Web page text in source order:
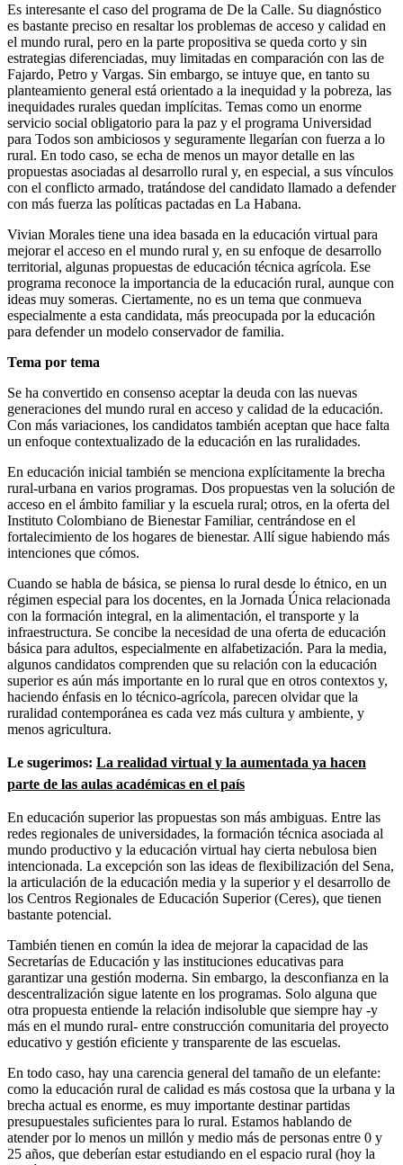
Es interesante el caso del programa de De la Calle. Su diagnóstico
es bastante preciso en resaltar los problemas de acceso y calidad en
el mundo rural, pero en la parte propositiva se queda corto y sin
estrategias diferenciadas, muy limitadas en comparación con las de
Fajardo, Petro y Vargas. Sin embargo, se intuye que, en tanto su
planteamiento general está orientado a la inequidad y la pobreza, las
inequidades rurales quedan implícitas. Temas como un enorme
servicio social obligatorio para la paz y el programa Universidad
para Todos son ambiciosos y seguramente llegarían con fuerza a lo
rural. En todo caso, se echa de menos un mayor detalle en las
propuestas asociadas al desarrollo rural y, en especial, a sus vínculos
con el conflicto armado, tratándose del candidato llamado a defender
con más fuerza las políticas pactadas en La Habana.
Vivian Morales tiene una idea basada en la educación virtual para
mejorar el acceso en el mundo rural y, en su enfoque de desarrollo
territorial, algunas propuestas de educación técnica agrícola. Ese
programa reconoce la importancia de la educación rural, aunque con
ideas muy someras. Ciertamente, no es un tema que conmueva
especialmente a esta candidata, más preocupada por la educación
para defender un modelo conservador de familia.
Tema por tema
Se ha convertido en consenso aceptar la deuda con las nuevas
generaciones del mundo rural en acceso y calidad de la educación.
Con más variaciones, los candidatos también aceptan que hace falta
un enfoque contextualizado de la educación en las ruralidades.
En educación inicial también se menciona explícitamente la brecha
rural-urbana en varios programas. Dos propuestas ven la solución de
acceso en el ámbito familiar y la escuela rural; otros, en la oferta del
Instituto Colombiano de Bienestar Familiar, centrándose en el
fortalecimiento de los hogares de bienestar. Allí sigue habiendo más
intenciones que cómos.
Cuando se habla de básica, se piensa lo rural desde lo étnico, en un
régimen especial para los docentes, en la Jornada Única relacionada
con la formación integral, en la alimentación, el transporte y la
infraestructura. Se concibe la necesidad de una oferta de educación
básica para adultos, especialmente en alfabetización. Para la media,
algunos candidatos comprenden que su relación con la educación
superior es aún más importante en lo rural que en otros contextos y,
haciendo énfasis en lo técnico-agrícola, parecen olvidar que la
ruralidad contemporánea es cada vez más cultura y ambiente, y
menos agricultura.
Le sugerimos: La realidad virtual y la aumentada ya hacen
parte de las aulas académicas en el país
En educación superior las propuestas son más ambiguas. Entre las
redes regionales de universidades, la formación técnica asociada al
mundo productivo y la educación virtual hay cierta nebulosa bien
intencionada. La excepción son las ideas de flexibilización del Sena,
la articulación de la educación media y la superior y el desarrollo de
los Centros Regionales de Educación Superior (Ceres), que tienen
bastante potencial.
También tienen en común la idea de mejorar la capacidad de las
Secretarías de Educación y las instituciones educativas para
garantizar una gestión moderna. Sin embargo, la desconfianza en la
descentralización sigue latente en los programas. Solo alguna que
otra propuesta entiende la relación indisoluble que siempre hay -y
más en el mundo rural- entre construcción comunitaria del proyecto
educativo y gestión eficiente y transparente de las escuelas.
En todo caso, hay una carencia general del tamaño de un elefante:
como la educación rural de calidad es más costosa que la urbana y la
brecha actual es enorme, es muy importante destinar partidas
presupuestales suficientes para lo rural. Estamos hablando de
atender por lo menos un millón y medio más de personas entre 0 y
25 años, que deberían estar estudiando en el espacio rural (hoy la